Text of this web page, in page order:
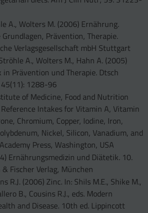
A., Wolters M. (2006) Ernährung.
Prävention, Therapie.
Verlagsgesellschaft mbH Stuttgart
A., Wolters M., Hahn A. (2005)
in Prävention und Therapie. Dtsch
1288-96
of Medicine, Food and Nutrition
Intakes for Vitamin A, Vitamin
Chromium, Copper, Iodine, Iron,
Nickel, Silicon, Vanadium, and
Press, Washington, USA
Ernährungsmedizin und Diätetik. 10.
Fischer Verlag, München
R.J. (2006) Zinc. In: Shils M.E., Shike M.,
B., Cousins R.J., eds. Modern
and Disease. 10th ed. Lippincott